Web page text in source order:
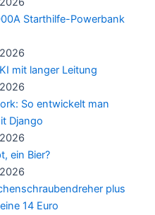
Starthilfe-Powerbank
mit langer Leitung
So entwickelt man
Django
ein Bier?
plus
14 Euro